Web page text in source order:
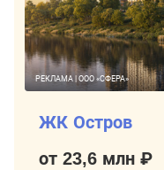
РЕКЛАМА | ООО «СФЕРА»
ЖК Остров
от 23,6 млн ₽